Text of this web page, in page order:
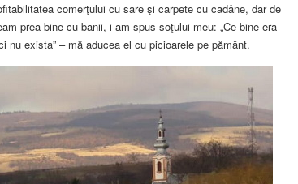
comerţului cu sare şi carpete cu cadâne, dar de
prea bine cu banii, i-am spus soţului meu: „Ce bine era
nu exista” – mă aducea el cu picioarele pe pământ.